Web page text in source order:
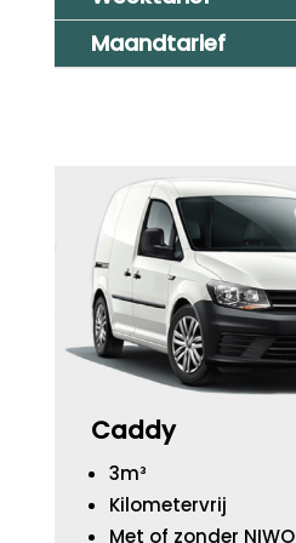
Maandtarief
Caddy
3m³
Kilometervrij
Met of zonder NIWO